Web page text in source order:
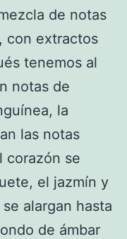
de notas
con extractos
tenemos al
notas de
la
las notas
corazón se
el jazmín y
alargan hasta
de ámbar